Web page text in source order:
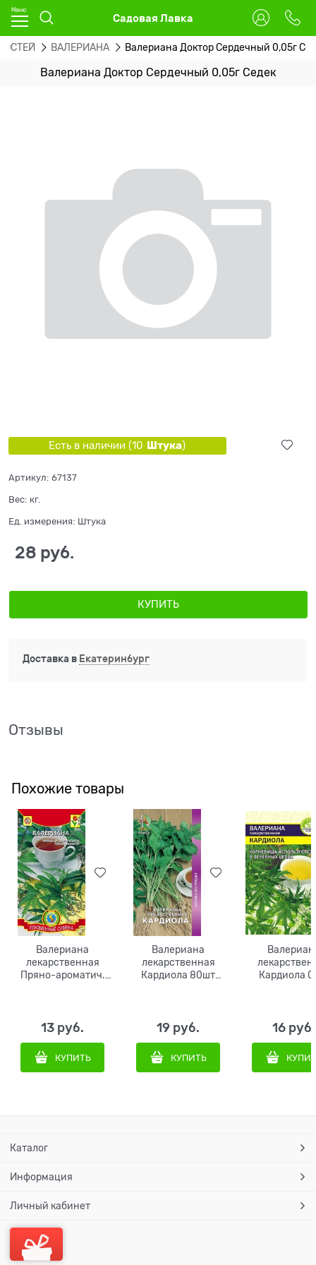
Садовая Лавка
ВАЛЕРИАНА Валериана Доктор Сердечный 0,05г
Валериана Доктор Сердечный 0,05г Седек
Есть в наличии (10 Штука)
Артикул: 67137
Вес: кг.
Ед. измерения: Штука
28 руб.
КУПИТЬ
Доставка в Екатеринбург
Отзывы
Похожие товары
Валериана
лекарственная
Пряно-ароматич.
13 руб.
КУПИТЬ
Валериана
лекарственная
Кардиола 80шт
19 руб.
КУПИТЬ
Кардиола
16 руб.
Каталог
Информация
Личный кабинет